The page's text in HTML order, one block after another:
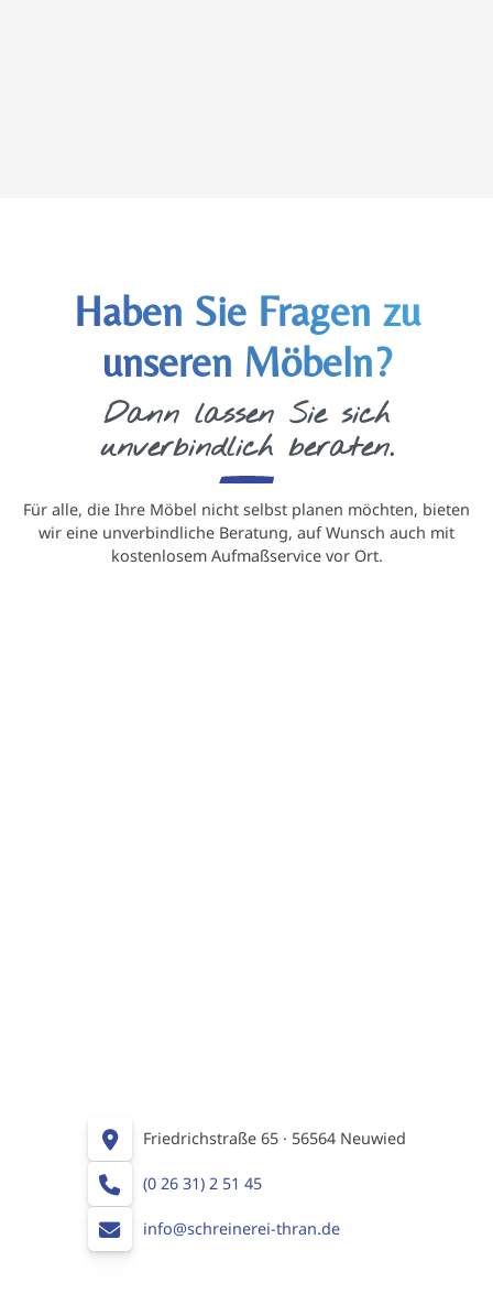
Haben Sie Fragen zu
unseren Möbeln?
Dann lassen Sie sich
unverbindlich beraten.
Für alle, die Ihre Möbel nicht selbst planen möchten, bieten
wir eine unverbindliche Beratung, auf Wunsch auch mit
kostenlosem Aufmaßservice vor Ort.
Friedrichstraße 65 · 56564 Neuwied
(0 26 31) 2 51 45
info@schreinerei-thran.de